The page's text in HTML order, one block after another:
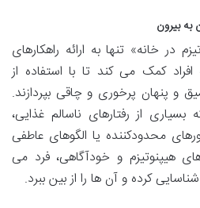
به بیرون
در خانه» تنها به ارائه راهکارهای
کمک می کند تا با استفاده از
و پنهان پرخوری و چاقی بپردازند.
از رفتارهای ناسالم غذایی،
محدودکننده یا الگوهای عاطفی
هیپنوتیزم و خودآگاهی، فرد می
کرده و آن ها را از بین ببرد.